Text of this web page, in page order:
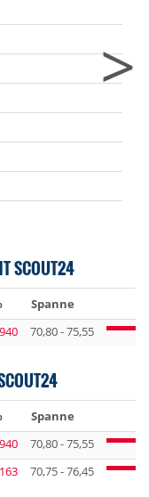
>
SCOUT24
Spanne
70,80 - 75,55
Spanne
70,80 - 75,55
70,75 - 76,45